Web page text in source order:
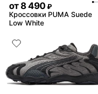
от8 490 ₽
Кроссовки PUMA Suede
Low White